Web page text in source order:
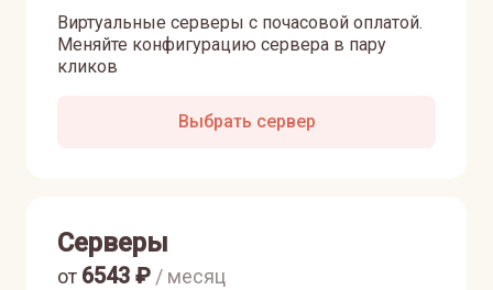
Виртуальные серверы с почасовой оплатой.
Меняйте конфигурацию сервера в пару
кликов
Выбрать сервер
Серверы
от 6543 ₽ / месяц